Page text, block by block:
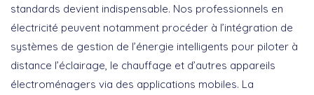
standards devient indispensable. Nos professionnels en
électricité peuvent notamment procéder à l’intégration de
systèmes de gestion de l’énergie intelligents pour piloter à
distance l’éclairage, le chauffage et d’autres appareils
électroménagers via des applications mobiles. La